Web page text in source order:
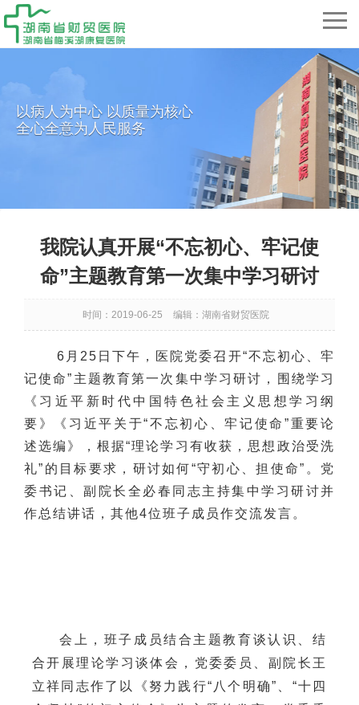
以病人为中心 以质量为核心
全心全意为人民服务
我院认真开展“不忘初心、牢记使
命”主题教育第一次集中学习研讨
时间：2019-06-25 编辑：湖南省财贸医院
6 月 25 日下午，医院党委召开“不忘初心、牢
记使命”主题教育第一次集中学习研讨，围绕学习
《习近平新时代中国特色社会主义思想学习纲
要》《习近平关于“不忘初心、牢记使命”重要论
述选编》，根据“理论学习有收获，思想政治受洗
礼”的目标要求，研讨如何“守初心、担使命”。党
委书记、副院长全必春同志主持集中学习研讨并
作总结讲话 ， 其他4位班子成员作交流发言。
会上，班子成员结合主题教育谈认识、结
合开展理论学习谈体会 ， 党委委员 副院长 王
立祥 同志作了以《 努力践行“八个明确”、“十四